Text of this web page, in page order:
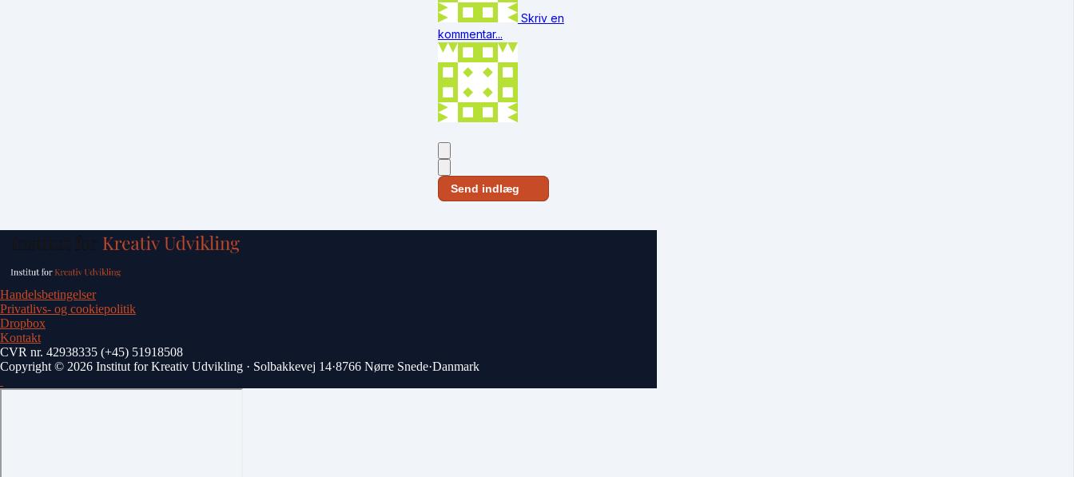
Skriv en
kommentar...
Send indlæg
Handelsbetingelser
Privatlivs- og cookiepolitik
Dropbox
Kontakt
CVR nr. 42938335 (+45) ‭51918508‬
Copyright © 2026 Institut for Kreativ Udvikling · Solbakkevej 14·8766 Nørre Snede·Danmark